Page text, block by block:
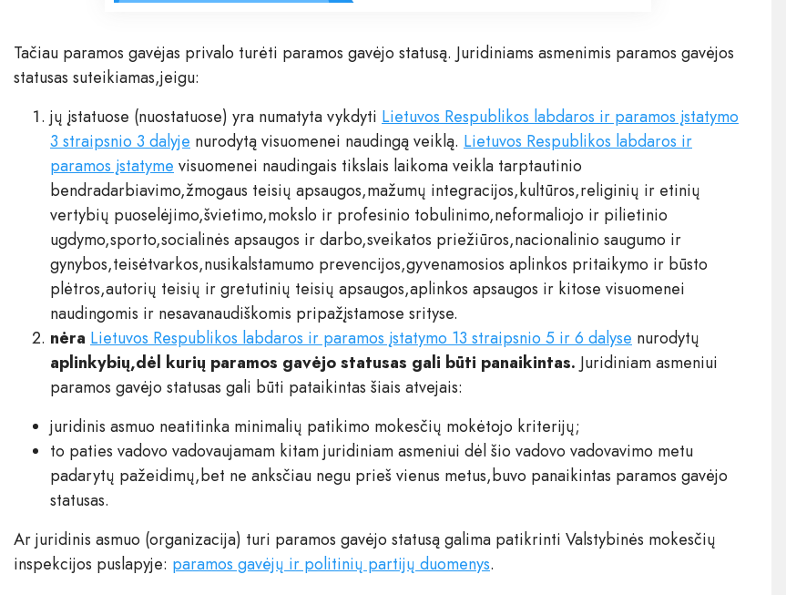
Tačiau paramos gavėjas privalo turėti paramos gavėjo statusą. Juridiniams asmenimis paramos gavėjos
statusas suteikiamas,jeigu:
jų įstatuose (nuostatuose) yra numatyta vykdyti Lietuvos Respublikos labdaros ir paramos įstatymo
3 straipsnio 3 dalyje nurodytą visuomenei naudingą veiklą. Lietuvos Respublikos labdaros ir
paramos įstatyme visuomenei naudingais tikslais laikoma veikla tarptautinio
bendradarbiavimo,žmogaus teisių apsaugos,mažumų integracijos,kultūros,religinių ir etinių
vertybių puoselėjimo,švietimo,mokslo ir profesinio tobulinimo,neformaliojo ir pilietinio
ugdymo,sporto,socialinės apsaugos ir darbo,sveikatos priežiūros,nacionalinio saugumo ir
gynybos,teisėtvarkos,nusikalstamumo prevencijos,gyvenamosios aplinkos pritaikymo ir būsto
plėtros,autorių teisių ir gretutinių teisių apsaugos,aplinkos apsaugos ir kitose visuomenei
naudingomis ir nesavanaudiškomis pripažįstamose srityse.
nėra Lietuvos Respublikos labdaros ir paramos įstatymo 13 straipsnio 5 ir 6 dalyse nurodytų
aplinkybių,dėl kurių paramos gavėjo statusas gali būti panaikintas. Juridiniam asmeniui
paramos gavėjo statusas gali būti pataikintas šiais atvejais:
juridinis asmuo neatitinka minimalių patikimo mokesčių mokėtojo kriterijų;
to paties vadovo vadovaujamam kitam juridiniam asmeniui dėl šio vadovo vadovavimo metu
padarytų pažeidimų,bet ne anksčiau negu prieš vienus metus,buvo panaikintas paramos gavėjo
statusas.
Ar juridinis asmuo (organizacija) turi paramos gavėjo statusą galima patikrinti Valstybinės mokesčių
inspekcijos puslapyje: paramos gavėjų ir politinių partijų duomenys.